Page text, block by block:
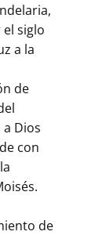
siglo
a la
de
Dios
con
de